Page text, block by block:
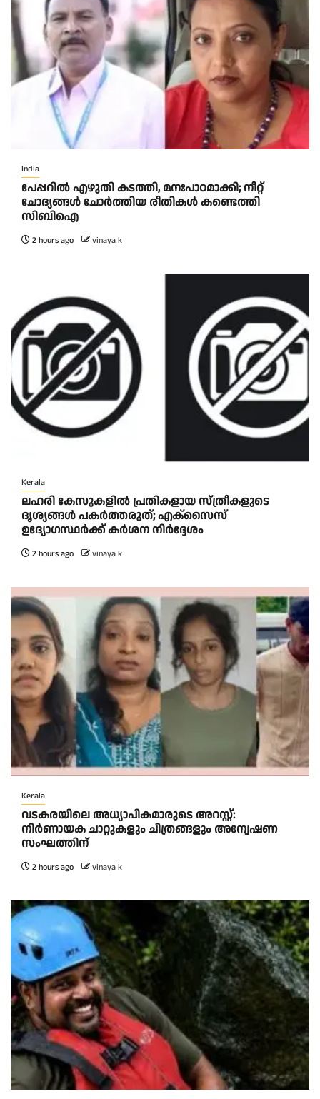
India
പേപ്പറിൽ എഴുതി കടത്തി, മനഃപാഠമാക്കി; നീറ്റ്
ചോദ്യങ്ങൾ ചോർത്തിയ രീതികൾ കണ്ടെത്തി
സിബിഐ
2 hours ago vinaya k
Kerala
ലഹരി കേസുകളിൽ പ്രതികളായ സ്ത്രീകളുടെ
ദൃശ്യങ്ങൾ പകർത്തരുത്; എക്‌സൈസ്
ഉദ്യോഗസ്ഥർക്ക് കർശന നിർദ്ദേശം
2 hours ago vinaya k
Kerala
വടകരയിലെ അധ്യാപികമാരുടെ അറസ്റ്റ്:
നിർണായക ചാറ്റുകളും ചിത്രങ്ങളും അന്വേഷണ
സംഘത്തിന്
2 hours ago vinaya k